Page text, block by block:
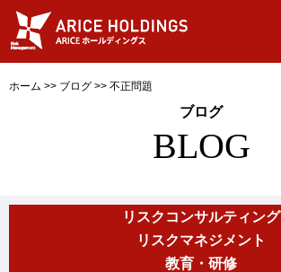
ホーム >> ブログ >> 不正問題
ブログ
BLOG
リスクコンサルティング
リスクマネジメント
教育・研修